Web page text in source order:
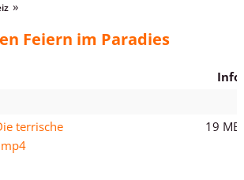
Feiern im Paradies
Info
terrische
19 MB